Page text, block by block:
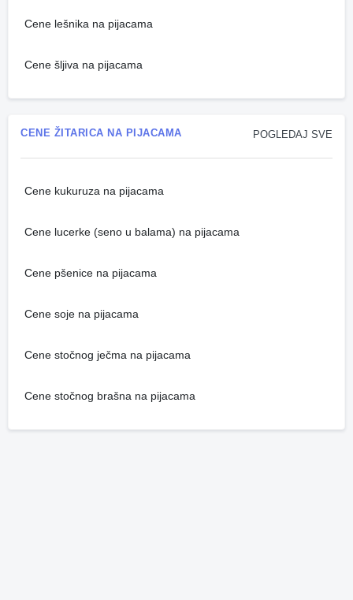
Cene lešnika na pijacama
Cene šljiva na pijacama
POGLEDAJ SVE
CENE ŽITARICA NA PIJACAMA
Cene kukuruza na pijacama
Cene lucerke (seno u balama) na pijacama
Cene pšenice na pijacama
Cene soje na pijacama
Cene stočnog ječma na pijacama
Cene stočnog brašna na pijacama